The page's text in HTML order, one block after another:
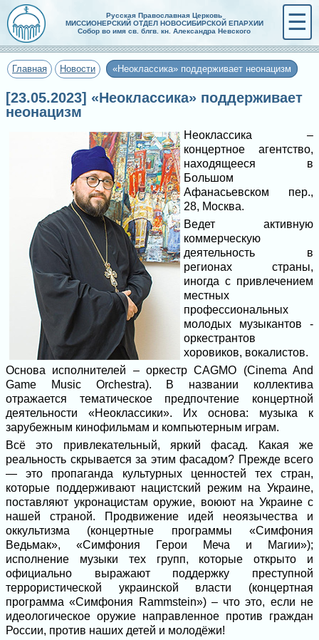
Русская Православная Церковь
МИССИОНЕРСКИЙ ОТДЕЛ НОВОСИБИРСКОЙ ЕПАРХИИ
Собор во имя св. блгв. кн. Александра Невского
☰
Главная Новости «Неоклассика» поддерживает неонацизм
[23.05.2023] «Неоклассика» поддерживает
неонацизм
Неоклассика –
концертное агентство,
находящееся в
Большом
Афанасьевском пер.,
28, Москва.
Ведет активную
коммерческую
деятельность в
регионах страны,
иногда с привлечением
местных
профессиональных
молодых музыкантов -
оркестрантов
хоровиков, вокалистов.
Основа исполнителей – оркестр CAGMO (Cinema And
Game Music Orchestra). В названии коллектива
отражается тематическое предпочтение концертной
деятельности «Неоклассики». Их основа: музыка к
зарубежным кинофильмам и компьютерным играм.
Всё это привлекательный, яркий фасад. Какая же
реальность скрывается за этим фасадом? Прежде всего
— это пропаганда культурных ценностей тех стран,
которые поддерживают нацистский режим на Украине,
поставляют укронацистам оружие, воюют на Украине с
нашей страной. Продвижение идей неоязычества и
оккультизма (концертные программы «Симфония
Ведьмак», «Симфония Герои Меча и Магии»);
исполнение музыки тех групп, которые открыто и
официально выражают поддержку преступной
террористической украинской власти (концертная
программа «Симфония Rammstein») – что это, если не
идеологическое оружие направленное против граждан
России, против наших детей и молодёжи!